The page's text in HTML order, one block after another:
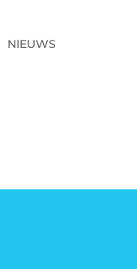
NIEUWS